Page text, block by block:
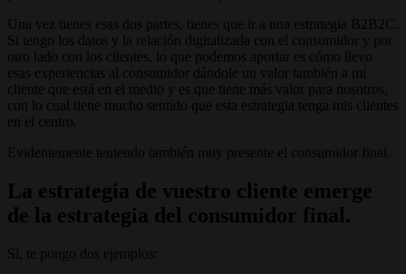
Una vez tienes esas dos partes, tienes que ir a una estrategia B2B2C.
Si tengo los datos y la relación digitalizada con el consumidor y por
otro lado con los clientes, lo que podemos aportar es cómo llevo
esas experiencias al consumidor dándole un valor también a mi
cliente que está en el medio y es que tiene más valor para nosotros,
con lo cual tiene mucho sentido que esta estrategia tenga mis clientes
en el centro.
Evidentemente teniendo también muy presente el consumidor final.
La estrategia de vuestro cliente emerge
de la estrategia del consumidor final.
Sí, te pongo dos ejemplos: